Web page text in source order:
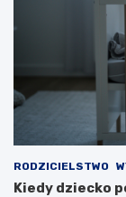
RODZICIELSTWO
Kiedy dziecko